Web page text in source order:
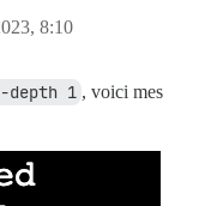
8:10
depth 1 , voici mes